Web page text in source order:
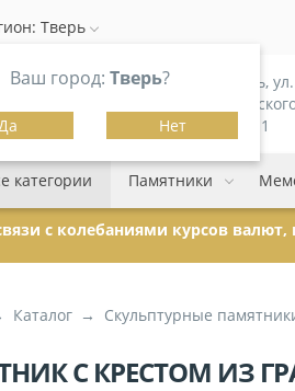
Ваш город:Тверь?
Да Нет
Тверь
г. Тверь, ул.
корпус 1
категории Памятники
с колебаниями курсов
Каталог Скульптурные
С КРЕСТОМ ИЗ